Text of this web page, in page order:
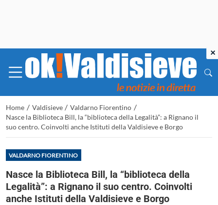
Home / Valdisieve / Valdarno Fiorentino /
Nasce la Biblioteca Bill, la “biblioteca della Legalità”: a Rignano il
suo centro. Coinvolti anche Istituti della Valdisieve e Borgo
VALDARNO FIORENTINO
Nasce la Biblioteca Bill, la “biblioteca della
Legalità”: a Rignano il suo centro. Coinvolti
anche Istituti della Valdisieve e Borgo
×